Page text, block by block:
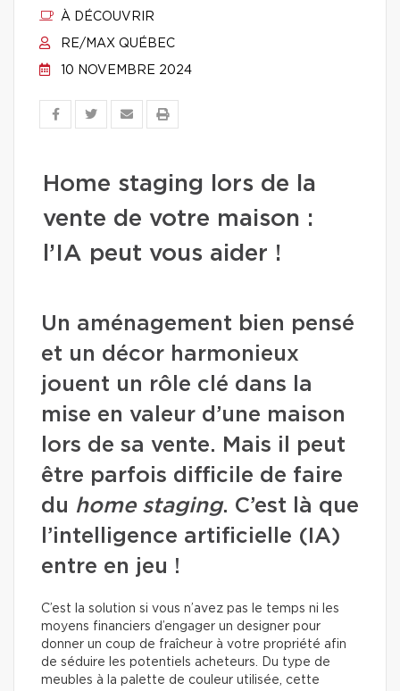
À DÉCOUVRIR
RE/MAX QUÉBEC
10 NOVEMBRE 2024
Home staging lors de la
vente de votre maison :
l’IA peut vous aider !
Un aménagement bien pensé
et un décor harmonieux
jouent un rôle clé dans la
mise en valeur d’une maison
lors de sa vente. Mais il peut
être parfois difficile de faire
du home staging. C’est là que
l’intelligence artificielle (IA)
entre en jeu !
C’est la solution si vous n’avez pas le temps ni les
moyens financiers d’engager un designer pour
donner un coup de fraîcheur à votre propriété afin
de séduire les potentiels acheteurs. Du type de
meubles à la palette de couleur utilisée, cette